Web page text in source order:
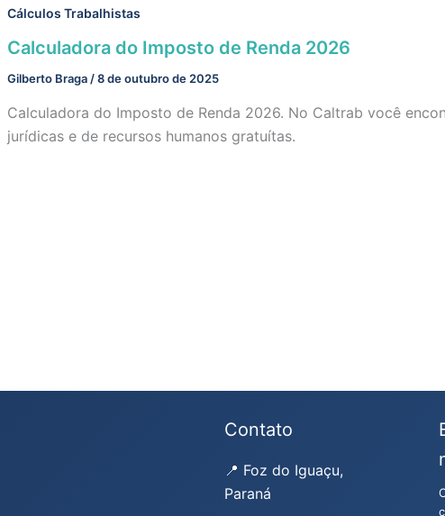
Cálculos Trabalhistas
Calculadora do Imposto de Renda 2026
Gilberto Braga /8 de outubro de 2025
Calculadora do Imposto de Renda 2026. No Caltrab você
jurídicas e de recursos humanos gratuítas.
Contato
📍 Foz do Iguaçu,
Paraná